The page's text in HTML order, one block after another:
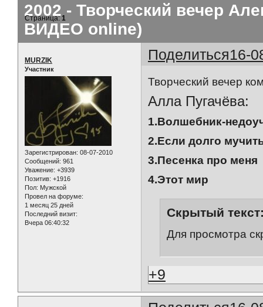
2002 - Творческий вечер
ВИДЕО online)
Страница:1
Поделиться16-
MURZIK
Участник
Зарегистрирован: 08-07-2010
Сообщений: 961
Уважение: +3939
Позитив: +1916
Пол: Мужской
Провел на форуме:
1 месяц 25 дней
Последний визит:
Вчера 06:40:32
Творческий вечер
Алла Пугачёва:
1.Волшебник-
2.Если долго
3.Песенка про меня
4.Этот мир
Скрытый
Для просмотра
+9